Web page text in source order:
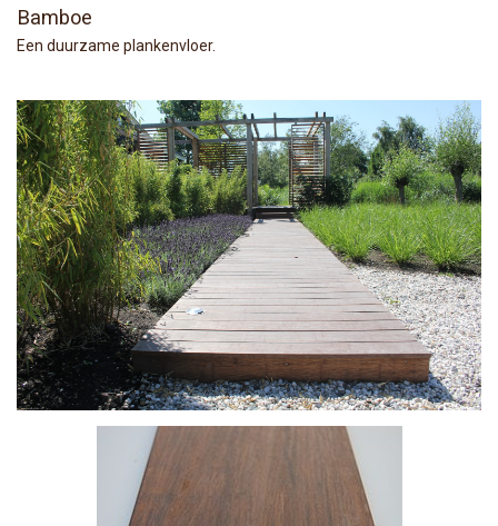
Bamboe
Een duurzame plankenvloer.